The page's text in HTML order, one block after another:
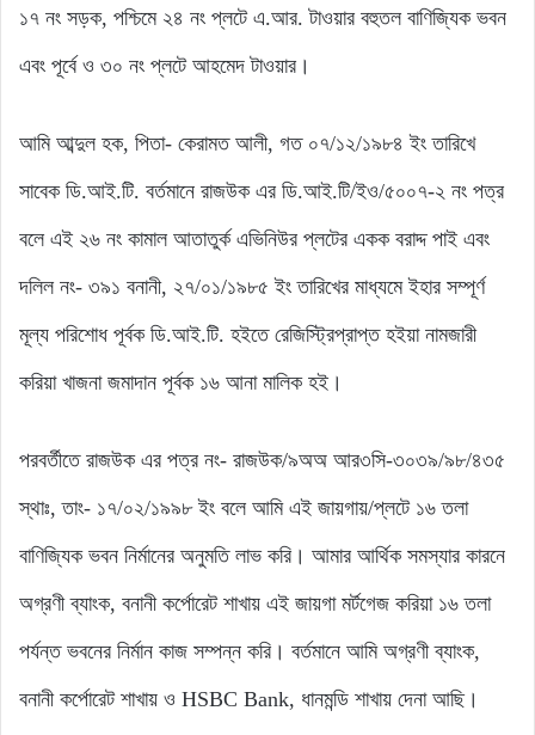
১৭ নং সড়ক, পশ্চিমে ২৪ নং প্লটে এ.আর. টাওয়ার বহুতল বাণিজ্যিক ভবন
এবং পূর্বে ও ৩০ নং প্লটে আহমেদ টাওয়ার।
আমি আব্দুল হক, পিতা- কেরামত আলী, গত ০৭/১২/১৯৮৪ ইং তারিখে
সাবেক ডি.আই.টি. বর্তমানে রাজউক এর ডি.আই.টি/ইও/৫০০৭-২ নং পত্র
বলে এই ২৬ নং কামাল আতাতুর্ক এভিনিউর প্লটের একক বরাদ্দ পাই এবং
দলিল নং- ৩৯১ বনানী, ২৭/০১/১৯৮৫ ইং তারিখের মাধ্যমে ইহার সম্পূর্ণ
মূল্য পরিশোধ পূর্বক ডি.আই.টি. হইতে রেজিস্ট্রিপ্রাপ্ত হইয়া নামজারী
করিয়া খাজনা জমাদান পূর্বক ১৬ আনা মালিক হই।
পরবর্তীতে রাজউক এর পত্র নং- রাজউক/৯অঅ আর৩সি-৩০৩৯/৯৮/৪৩৫
স্থাঃ, তাং- ১৭/০২/১৯৯৮ ইং বলে আমি এই জায়গায়/প্লটে ১৬ তলা
বাণিজ্যিক ভবন নির্মানের অনুমতি লাভ করি। আমার আর্থিক সমস্যার কারনে
অগ্রণী ব্যাংক, বনানী কর্পোরেট শাখায় এই জায়গা মর্টগেজ করিয়া ১৬ তলা
পর্যন্ত ভবনের নির্মান কাজ সম্পন্ন করি। বর্তমানে আমি অগ্রণী ব্যাংক,
বনানী কর্পোরেট শাখায় ও HSBC Bank, ধানমন্ডি শাখায় দেনা আছি।